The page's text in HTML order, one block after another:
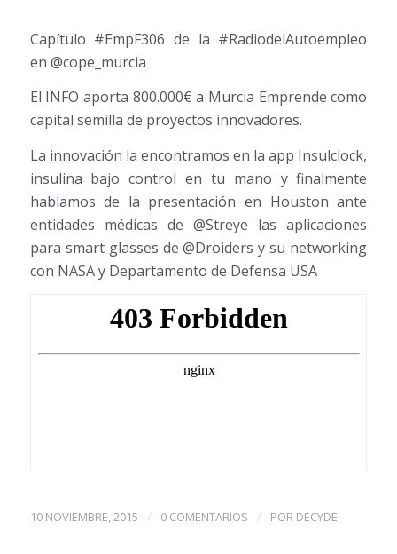
Capítulo #EmpF306 de la #RadiodelAutoempleo
en @cope_murcia
El INFO aporta 800.000€ a Murcia Emprende como
capital semilla de proyectos innovadores.
La innovación la encontramos en la app Insulclock,
insulina bajo control en tu mano y finalmente
hablamos de la presentación en Houston ante
entidades médicas de @Streye las aplicaciones
para smart glasses de @Droiders y su networking
con NASA y Departamento de Defensa USA
10 NOVIEMBRE, 2015 / 0 COMENTARIOS / POR DECYDE